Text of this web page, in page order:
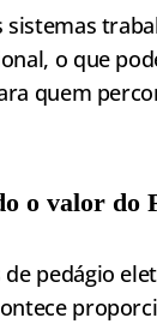
sistemas
o que
quem
o valor do
pedágio